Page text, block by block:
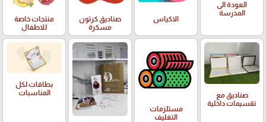
العودة الى
المدرسة
الاكياس
صناديق كرتون
مسكرة
منتجات خاصة
للاطفال
صناديق مع
تقسيمات داخلية
مستلزمات
التغليف
بطاقات لكل
المناسبات